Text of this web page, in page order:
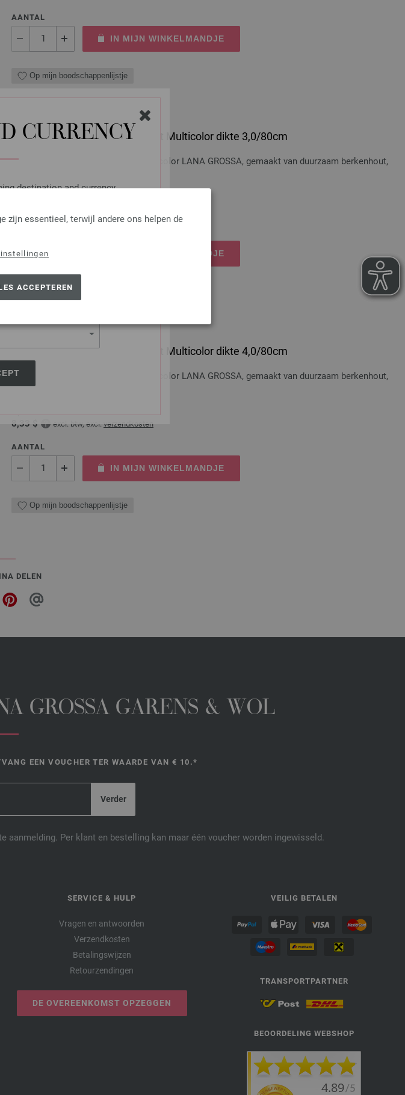
CURRENCY
destination and currency.
of America
zijn essentieel, terwijl andere ons helpen de
ACCEPTEREN
AANTAL
IN MIJN WINKELMANDJE
Op mijn boodschappenlijstje
Rondbreinaalden Designer Hout Multicolor dikte 3,0/80cm
Rondbreinaalden designer hout Multicolor LANA GROSSA, gemaakt van duurzaam berkenhout,
IN MIJN WINKELMANDJE
Op mijn boodschappenlijstje
Rondbreinaalden Designer Hout Multicolor dikte 4,0/80cm
Rondbreinaalden designer hout Multicolor LANA GROSSA, gemaakt van duurzaam berkenhout,
pendikte 4,0 lengte 80cm
8,33 $ excl. btw, excl. verzendkosten
AANTAL
IN MIJN WINKELMANDJE
Op mijn boodschappenlijstje
DELEN
GROSSA GARENS & WOL
EEN VOUCHER TER WAARDE VAN € 10.*
Per klant en bestelling kan maar één voucher worden ingewisseld.
SERVICE & HULP
Vragen en antwoorden
Verzendkosten
Betalingswijzen
Retourzendingen
DE OVEREENKOMST OPZEGGEN
VEILIG BETALEN
TRANSPORTPARTNER
BEOORDELING WEBSHOP